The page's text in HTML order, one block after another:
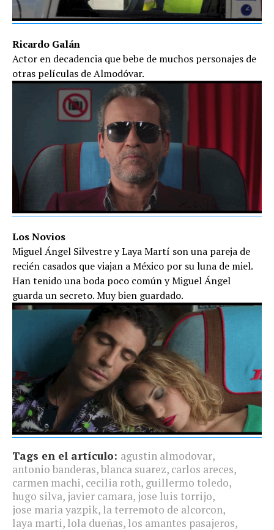
Ricardo Galán
Actor en decadencia que bebe de muchos personajes de
otras películas de Almodóvar.
Los Novios
Miguel Ángel Silvestre y Laya Martí son una pareja de
recién casados que viajan a México por su luna de miel.
Han tenido una boda poco común y Miguel Ángel
guarda un secreto. Muy bien guardado.
Tags en el artículo: agustin almodovar,
antonio banderas,blanca suarez, carlos areces,
carmen machi, cecilia roth, guillermo toledo,
hugo silva, javier camara, jose luis torrijo,
jose maria yazpik, la terremoto de alcorcon,
laya marti, lola dueñas, los amantes pasajeros,